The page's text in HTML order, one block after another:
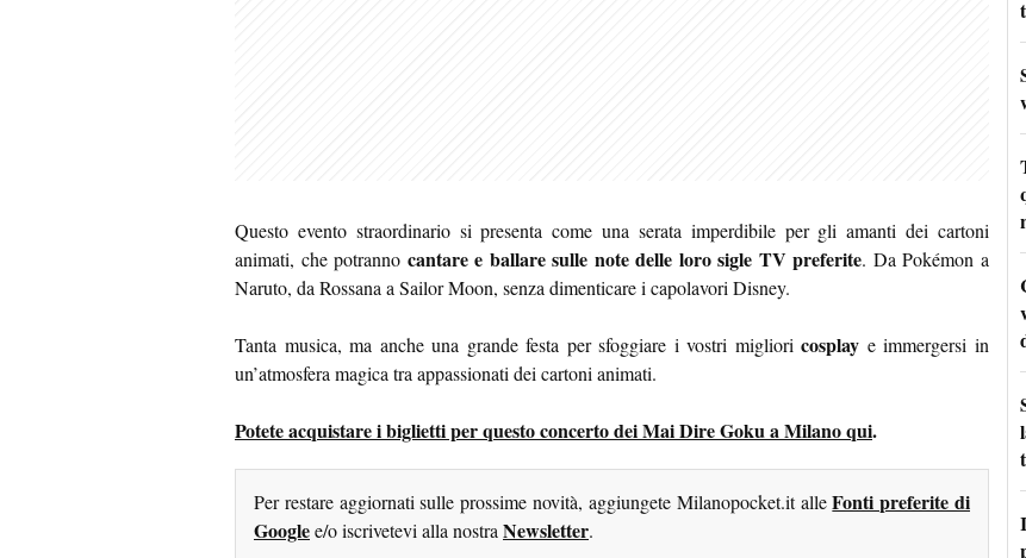
Questo evento straordinario si presenta come una serata imperdibile per gli amanti dei cartoni
animati, che potranno cantare e ballare sulle note delle loro sigle TV preferite. Da Pokémon a
Naruto, da Rossana a Sailor Moon, senza dimenticare i capolavori Disney.
Tanta musica, ma anche una grande festa per sfoggiare i vostri miglioricosplay e immergersi in
un’atmosfera magica tra appassionati dei cartoni animati.
Potete acquistare i biglietti per questo concerto dei Mai Dire Goku a Milano qui.
Per restare aggiornati sulle prossime novità, aggiungete Milanopocket.it alleFonti preferite di
Googlee/o iscrivetevi alla nostraNewsletter.